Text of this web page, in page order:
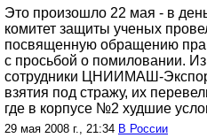
Это произошло 22 мая - в
комитет защиты ученых
посвященную обращению
с просьбой о помиловании.
сотрудники ЦНИИМАШ-
взятия под стражу, их
где в корпусе №2 худшие
29 мая 2008 г., 21:34 В России